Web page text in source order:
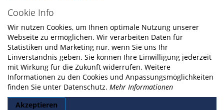
Cookie Info
Wir nutzen Cookies, um Ihnen optimale Nutzung unserer
Webseite zu ermöglichen. Wir verarbeiten Daten für
Statistiken und Marketing nur, wenn Sie uns Ihr
Einverständnis geben. Sie können Ihre Einwilligung jederzeit
mit Wirkung für die Zukunft widerrufen. Weitere
Informationen zu den Cookies und Anpassungsmöglichkeiten
finden Sie unter Datenschutz. Mehr Informationen
Akzeptieren
end
of
the
images
gallery
the
beginning
of
the
images
gallery